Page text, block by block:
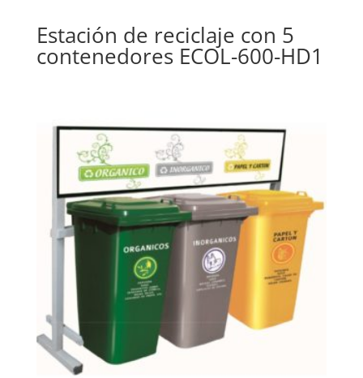
Estación de reciclaje con 5
contenedores ECOL-600-HD1